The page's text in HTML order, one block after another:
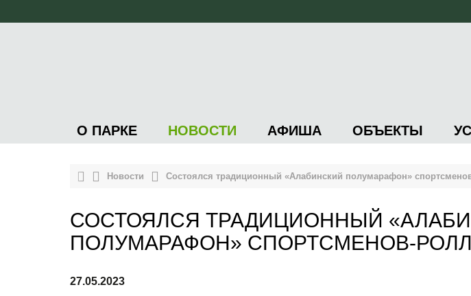
О ПАРКЕ НОВОСТИ АФИША ОБЪЕКТЫ
Новости Состоялся традиционный «Алабинский полумарафон»
СОСТОЯЛСЯ ТРАДИЦИОННЫЙ
ПОЛУМАРАФОН» СПОРТСМЕНОВ-
27.05.2023